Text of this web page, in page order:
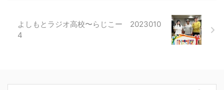
よしもとラジオ高校〜らじこー 2023010
4